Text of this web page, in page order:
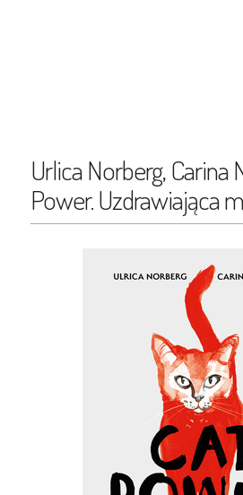
Urlica Norberg, Carina
Power. Uzdrawiająca